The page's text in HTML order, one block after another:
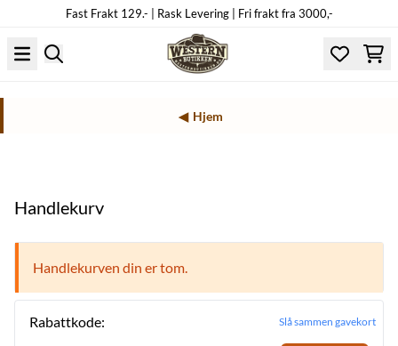
Hopp til innholdFast Frakt 129.- | Rask Levering | Fri frakt fra 3000,-
Hjem
Handlekurv
Handlekurven din er tom.
Rabattkode: Slå sammen gavekort